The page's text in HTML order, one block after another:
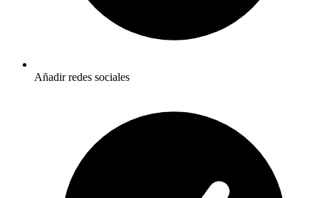
Añadir redes sociales